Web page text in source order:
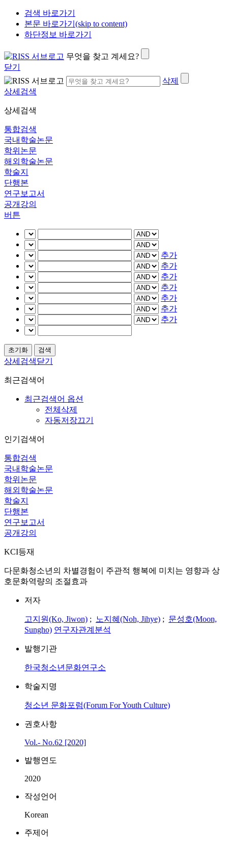
검색 바로가기
본문 바로가기(skip to content)
하단정보 바로가기
무엇을 찾고 계세요?
닫기
삭제
상세검색
상세검색
통합검색
국내학술논문
학위논문
해외학술논문
학술지
단행본
연구보고서
공개강의
버튼
추가
추가
추가
추가
추가
추가
추가
상세검색닫기
최근검색어
최근검색어 옵션
전체삭제
자동저장끄기
인기검색어
통합검색
국내학술논문
학위논문
해외학술논문
학술지
단행본
연구보고서
공개강의
KCI등재
다문화청소년의 차별경험이 주관적 행복에 미치는 영향과 상
호문화역량의 조절효과
저자
고지원(Ko, Jiwon) ; 노지혜(Noh, Jihye) ; 문성호(Moon,
Sungho) 연구자관계분석
발행기관
한국청소년문화연구소
학술지명
청소년 문화포럼(Forum For Youth Culture)
권호사항
Vol.- No.62 [2020]
발행연도
2020
작성언어
Korean
주제어